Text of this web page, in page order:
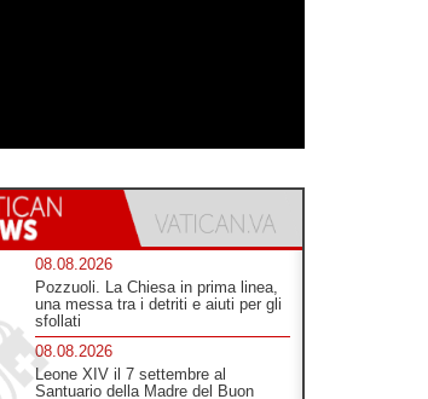
08.08.2026
Pozzuoli. La Chiesa in prima linea,
una messa tra i detriti e aiuti per gli
sfollati
08.08.2026